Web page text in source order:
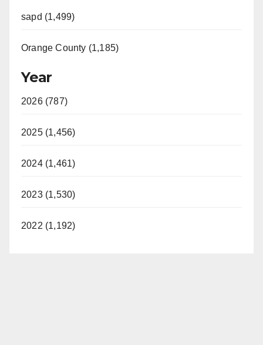
sapd (1,499)
Orange County (1,185)
Year
2026 (787)
2025 (1,456)
2024 (1,461)
2023 (1,530)
2022 (1,192)